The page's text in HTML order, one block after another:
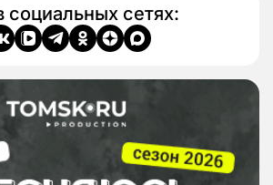
сетях: